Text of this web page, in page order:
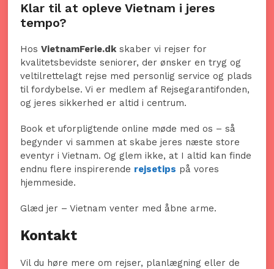
Klar til at opleve Vietnam i jeres
tempo?
HosVietnamFerie.dkskaber vi rejser for
kvalitetsbevidste seniorer, der ønsker en tryg og
veltilrettelagt rejse med personlig service og plads
til fordybelse. Vi er medlem af Rejsegarantifonden,
og jeres sikkerhed er altid i centrum.
Book et uforpligtende online møde med os – så
begynder vi sammen at skabe jeres næste store
eventyr i Vietnam. Og glem ikke, at I altid kan finde
endnu flere inspirerende rejsetips på vores
hjemmeside.
Glæd jer – Vietnam venter med åbne arme.
Kontakt
Vil du høre mere om rejser, planlægning eller de